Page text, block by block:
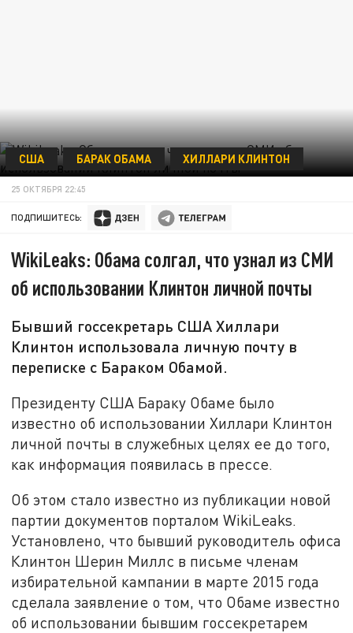
США БАРАК ОБАМА ХИЛЛАРИ КЛИНТОН
25 ОКТЯБРЯ 22:45
ПОДПИШИТЕСЬ:
WikiLeaks: Обама солгал, что узнал из СМИ
об использовании Клинтон личной почты
Бывший госсекретарь США Хиллари
Клинтон использовала личную почту в
переписке с Бараком Обамой.
Президенту США Бараку Обаме было
известно об использовании Хиллари Клинтон
личной почты в служебных целях ее до того,
как информация появилась в прессе.
Об этом стало известно из публикации новой
партии документов порталом WikiLeaks.
Установлено, что бывший руководитель офиса
Клинтон Шерин Миллс в письме членам
избирательной кампании в марте 2015 года
сделала заявление о том, что Обаме известно
об использовании бывшим госсекретарем